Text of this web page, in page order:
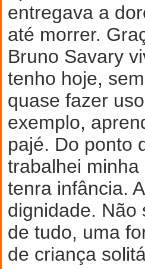
entregava a
até morrer.
Bruno Savary
tenho hoje,
quase fazer
exemplo,
pajé. Do ponto
trabalhei
tenra infância.
dignidade. Não
de tudo, uma
de criança